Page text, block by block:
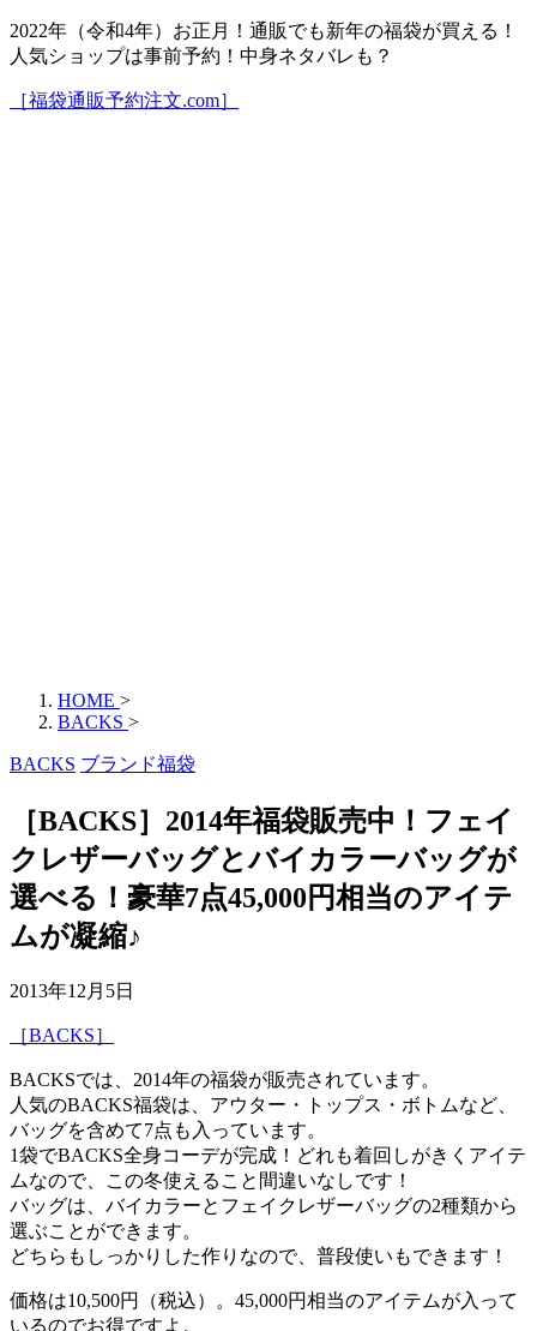
2022年（令和4年）お正月！通販でも新年の福袋が買える！
人気ショップは事前予約！中身ネタバレも？
［福袋通販予約注文.com］
HOME >
BACKS >
BACKS ブランド福袋
［BACKS］2014年福袋販売中！フェイ
クレザーバッグとバイカラーバッグが
選べる！豪華7点45,000円相当のアイテ
ムが凝縮♪
2013年12月5日
［BACKS］
BACKSでは、2014年の福袋が販売されています。
人気のBACKS福袋は、アウター・トップス・ボトムなど、
バッグを含めて7点も入っています。
1袋でBACKS全身コーデが完成！どれも着回しがきくアイテ
ムなので、この冬使えること間違いなしです！
バッグは、バイカラーとフェイクレザーバッグの2種類から
選ぶことができます。
どちらもしっかりした作りなので、普段使いもできます！
価格は10,500円（税込）。45,000円相当のアイテムが入って
いるのでお得ですよ。